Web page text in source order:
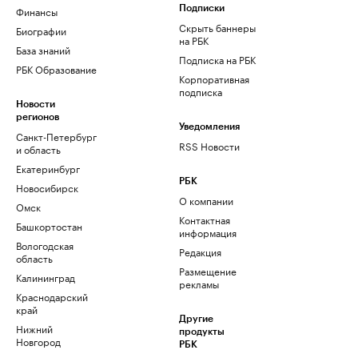
Финансы
Биографии
База знаний
РБК Образование
Новости
регионов
Санкт-Петербург
и область
Екатеринбург
Новосибирск
Омск
Башкортостан
Вологодская
область
Калининград
Краснодарский
край
Нижний
Новгород
Подписки
Скрыть баннеры
на РБК
Подписка на РБК
Корпоративная
подписка
Уведомления
RSS Новости
РБК
О компании
Контактная
информация
Редакция
Размещение
рекламы
Другие
продукты
РБК